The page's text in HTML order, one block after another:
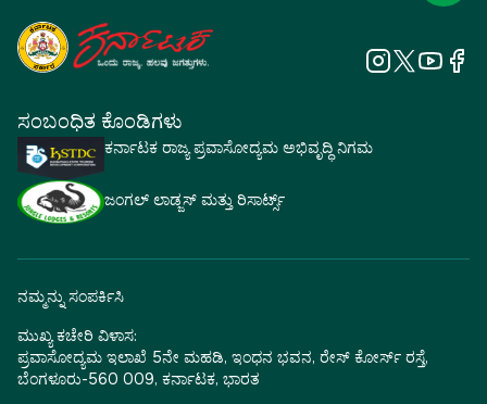
ಸಂಬಂಧಿತ ಕೊಂಡಿಗಳು
ಕರ್ನಾಟಕ ರಾಜ್ಯ ಪ್ರವಾಸೋದ್ಯಮ ಅಭಿವೃದ್ಧಿ ನಿಗಮ
ಜಂಗಲ್ ಲಾಡ್ಜಸ್ ಮತ್ತು ರಿಸಾರ್ಟ್ಸ್
ನಮ್ಮನ್ನು ಸಂಪರ್ಕಿಸಿ
ಮುಖ್ಯ ಕಚೇರಿ ವಿಳಾಸ:
ಪ್ರವಾಸೋದ್ಯಮ ಇಲಾಖೆ 5ನೇ ಮಹಡಿ, ಇಂಧನ ಭವನ, ರೇಸ್ ಕೋರ್ಸ್ ರಸ್ತೆ,
ಬೆಂಗಳೂರು-560 009, ಕರ್ನಾಟಕ, ಭಾರತ